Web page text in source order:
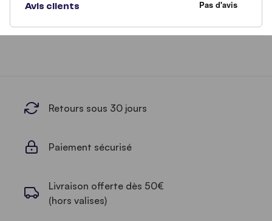
Avis clients
Retours sous 30 jours
Paiement sécurisé
Livraison offerte dès 50€
(hors valises)